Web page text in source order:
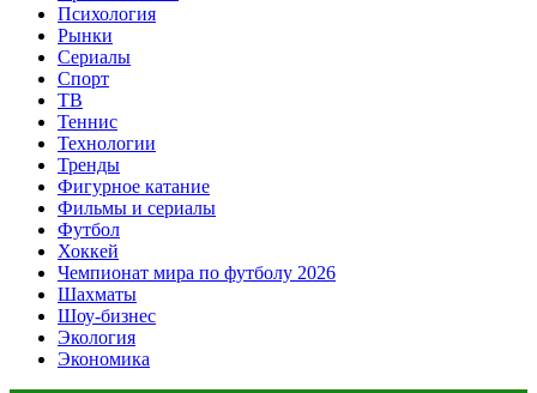
Психология
Рынки
Сериалы
Спорт
ТВ
Теннис
Технологии
Тренды
Фигурное катание
Фильмы и сериалы
Футбол
Хоккей
Чемпионат мира по футболу 2026
Шахматы
Шоу-бизнес
Экология
Экономика